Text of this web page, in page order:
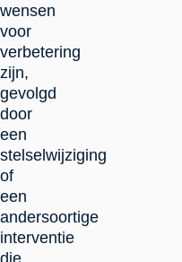
wensen
voor
verbetering
zijn,
gevolgd
door
een
stelselwijziging
of
een
andersoortige
interventie
die